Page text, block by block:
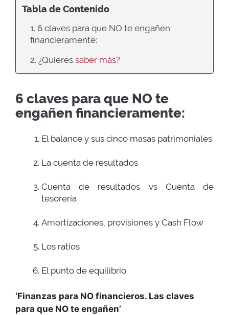
Tabla de Contenido
1. 6 claves para que NO te engañen
financieramente:
2. ¿Quieres saber más?
6 claves para que NO te
engañen financieramente:
El balance y sus cinco masas patrimoniales
La cuenta de resultados
Cuenta de resultados vs Cuenta de
tesorería
Amortizaciones, provisiones y Cash Flow
Los ratios
El punto de equilibrio
‘Finanzas para NO financieros. Las claves
para que NO te engañen’